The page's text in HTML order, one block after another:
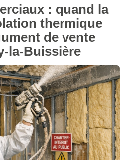
COPRO: quand la
thermique
de vente
la-Buissière